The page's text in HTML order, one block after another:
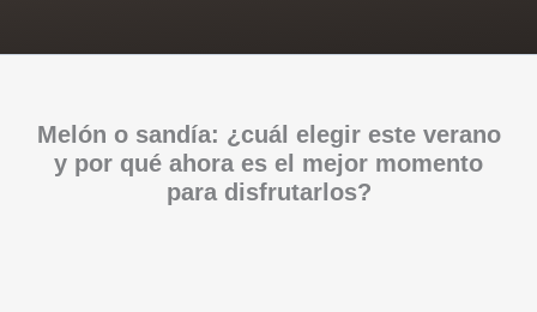
Melón o sandía: ¿cuál elegir este verano
y por qué ahora es el mejor momento
para disfrutarlos?